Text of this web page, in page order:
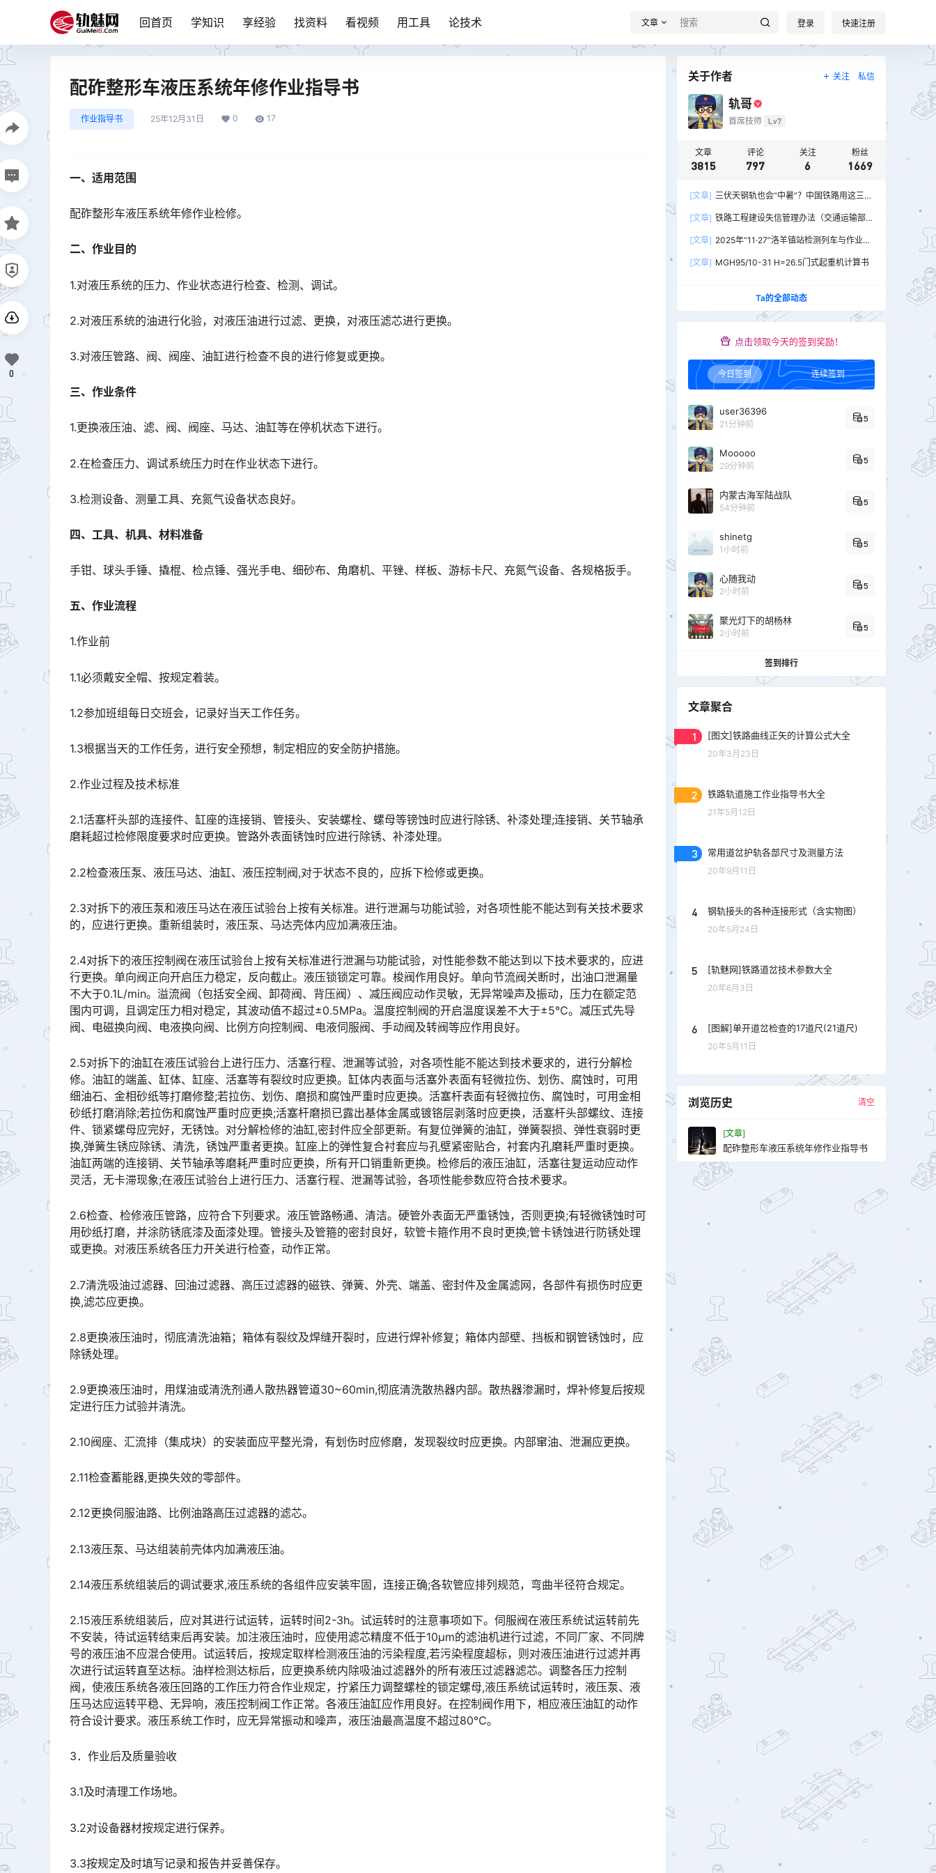
回首页 学知识 享经验 找资料 看视频 用工具 论技术 文章 登录 快速注册
配砟整形车液压系统年修作业指导书
作业指导书 25年12月31日 0 17
一、适用范围
配砟整形车液压系统年修作业检修。
二、作业目的
1.对液压系统的压力、作业状态进行检查、检测、调试。
2.对液压系统的油进行化验，对液压油进行过滤、更换，对液压滤芯进行更换。
3.对液压管路、阀、阀座、油缸进行检查不良的进行修复或更换。
三、作业条件
1.更换液压油、滤、阀、阀座、马达、油缸等在停机状态下进行。
2.在检查压力、调试系统压力时在作业状态下进行。
3.检测设备、测量工具、充氮气设备状态良好。
四、工具、机具、材料准备
手钳、球头手锤、撬棍、检点锤、强光手电、细砂布、角磨机、平锉、样板、游标卡尺、充氮气设备、各规格扳手。
五、作业流程
1.作业前
1.1必须戴安全帽、按规定着装。
1.2参加班组每日交班会，记录好当天工作任务。
1.3根据当天的工作任务，进行安全预想，制定相应的安全防护措施。
2.作业过程及技术标准
2.1活塞杆头部的连接件、缸座的连接销、管接头、安装螺栓、螺母等镑蚀时应进行除锈、补漆处理;连接销、关节轴承
磨耗超过检修限度要求时应更换。管路外表面锈蚀时应进行除锈、补漆处理。󠅅󠅃󠄵󠅂󠄪󠇖󠆨󠆨󠇕󠆞󠆒󠅬󠇘󠆭󠆘󠇙󠆝󠅵󠇗󠆭󠆁󠄐󠇗󠅹󠅸󠇖󠆍󠅳󠇖󠅹󠅰󠇖󠆌󠅹
2.2检查液压泵、液压马达、油缸、液压控制阀,对于状态不良的，应拆下检修或更换。
2.3对拆下的液压泵和液压马达在液压试验台上按有关标准。进行泄漏与功能试验，对各项性能不能达到有关技术要求
的，应进行更换。重新组装时，液压泵、马达壳体内应加满液压油。󠅅󠅃󠄵󠅂󠄪󠇖󠆨󠆨󠇕󠆞󠆒󠅬󠇘󠆭󠆘󠇙󠆝󠅵󠇗󠆭󠆁󠄐󠇗󠅹󠅸󠇖󠆍󠅳󠇖󠅹󠅰󠇖󠆌󠅹
2.4对拆下的液压控制阀在液压试验台上按有关标准进行泄漏与功能试验，对性能参数不能达到以下技术要求的，应进
行更换。单向阀正向开启压力稳定，反向截止。液压锁锁定可靠。梭阀作用良好。单向节流阀关断时，出油口泄漏量
不大于0.1L/min。溢流阀（包括安全阀、卸荷阀、背压阀）、减压阀应动作灵敏，无异常噪声及振动，压力在额定范
围内可调，且调定压力相对稳定，其波动值不超过±0.5MPa。温度控制阀的开启温度误差不大于±5℃。减压式先导
阀、电磁换向阀、电液换向阀、比例方向控制阀、电液伺服阀、手动阀及转阀等应作用良好。󠅅󠅃󠄵󠅂󠄪󠇖󠆨󠆨󠇕󠆞󠆒󠅬󠇘󠆭󠆘󠇙󠆝󠅵󠇗󠆭󠆁󠄐󠇗󠅹󠅸󠇖󠆍󠅳󠇖󠅹󠅰󠇖󠆌󠅹
2.5对拆下的油缸在液压试验台上进行压力、活塞行程、泄漏等试验，对各项性能不能达到技术要求的，进行分解检
修。油缸的端盖、缸体、缸座、活塞等有裂纹时应更换。缸体内表面与活塞外表面有轻微拉伤、划伤、腐蚀时，可用
细油石、金相砂纸等打磨修整;若拉伤、划伤、磨损和腐蚀严重时应更换。活塞杆表面有轻微拉伤、腐蚀时，可用金相
砂纸打磨消除;若拉伤和腐蚀严重时应更换;活塞杆磨损已露出基体金属或镀铬层剥落时应更换，活塞杆头部螺纹、连接
件、锁紧螺母应完好，无锈蚀。对分解检修的油缸,密封件应全部更新。有复位弹簧的油缸，弹簧裂损、弹性衰弱时更
换,弹簧生锈应除锈、清洗，锈蚀严重者更换。缸座上的弹性复合衬套应与孔壁紧密贴合，衬套内孔磨耗严重时更换。
油缸两端的连接销、关节轴承等磨耗严重时应更换，所有开口销重新更换。检修后的液压油缸，活塞往复运动应动作
灵活，无卡滞现象;在液压试验台上进行压力、活塞行程、泄漏等试验，各项性能参数应符合技术要求。󠅅󠅃󠄵󠅂󠄪󠇖󠆨󠆨󠇕󠆞󠆒󠅬󠇘󠆭󠆘󠇙󠆝󠅵󠇗󠆭󠆁󠄐󠇗󠅹󠅸󠇖󠆍󠅳󠇖󠅹󠅰󠇖󠆌󠅹
2.6检查、检修液压管路，应符合下列要求。液压管路畅通、清洁。硬管外表面无严重锈蚀，否则更换;有轻微锈蚀时可
用砂纸打磨，并涂防锈底漆及面漆处理。管接头及管箍的密封良好，软管卡箍作用不良时更换;管卡锈蚀进行防锈处理
或更换。对液压系统各压力开关进行检查，动作正常。󠅅󠅃󠄵󠅂󠄪󠇖󠆨󠆨󠇕󠆞󠆒󠅬󠇘󠆭󠆘󠇙󠆝󠅵󠇗󠆭󠆁󠄐󠇗󠅹󠅸󠇖󠆍󠅳󠇖󠅹󠅰󠇖󠆌󠅹
2.7清洗吸油过滤器、回油过滤器、高压过滤器的磁铁、弹簧、外壳、端盖、密封件及金属滤网，各部件有损伤时应更
换,滤芯应更换。
2.8更换液压油时，彻底清洗油箱；箱体有裂纹及焊缝开裂时，应进行焊补修复；箱体内部壁、挡板和钢管锈蚀时，应
除锈处理。
2.9更换液压油时，用煤油或清洗剂通人散热器管道30~60min,彻底清洗散热器内部。散热器渗漏时，焊补修复后按规
定进行压力试验并清洗。
2.10阀座、汇流排（集成块）的安装面应平整光滑，有划伤时应修磨，发现裂纹时应更换。内部窜油、泄漏应更换。
2.11检查蓄能器,更换失效的零部件。
2.12更换伺服油路、比例油路高压过滤器的滤芯。
2.13液压泵、马达组装前壳体内加满液压油。
2.14液压系统组装后的调试要求,液压系统的各组件应安装牢固，连接正确;各软管应排列规范，弯曲半径符合规定。
2.15液压系统组装后，应对其进行试运转，运转时间2-3h。试运转时的注意事项如下。伺服阀在液压系统试运转前先
不安装，待试运转结束后再安装。加注液压油时，应使用滤芯精度不低于10μm的滤油机进行过滤，不同厂家、不同牌
号的液压油不应混合使用。试运转后，按规定取样检测液压油的污染程度,若污染程度超标，则对液压油进行过滤并再
次进行试运转直至达标。油样检测达标后，应更换系统内除吸油过滤器外的所有液压过滤器滤芯。调整各压力控制
阀，使液压系统各液压回路的工作压力符合作业规定，拧紧压力调整螺栓的锁定螺母,液压系统试运转时，液压泵、液
压马达应运转平稳、无异响，液压控制阀工作正常。各液压油缸应作用良好。在控制阀作用下，相应液压油缸的动作
符合设计要求。液压系统工作时，应无异常振动和噪声，液压油最高温度不超过80℃。󠅅󠅃󠄵󠅂󠄪󠇖󠆨󠆨󠇕󠆞󠆒󠅬󠇘󠆭󠆘󠇙󠆝󠅵󠇗󠆭󠆁󠄐󠇗󠅹󠅸󠇖󠆍󠅳󠇖󠅹󠅰󠇖󠆌󠅹
3．作业后及质量验收
3.1及时清理工作场地。
3.2对设备器材按规定进行保养。
3.3按规定及时填写记录和报告并妥善保存。
0
关于作者 关注 私信
轨哥
首席技师 Lv7
文章
3815
评论
797
关注
6
粉丝
1669
[文章] 三伏天钢轨也会“中暑”？中国铁路用这三招
[文章] 铁路工程建设失信管理办法（交通运输部
[文章] 2025年“11·27”洛羊镇站检测列车与作业人
[文章] MGH95/10-31 H=26.5门式起重机计算书
Ta的全部动态
点击领取今天的签到奖励！
今日签到 连续签到
user36396
21分钟前
5
Mooooo
29分钟前
5
内蒙古海军陆战队
54分钟前
5
shinetg
1小时前
5
心随我动
2小时前
5
聚光灯下的胡杨林
2小时前
5
签到排行
文章聚合
1 [图文]铁路曲线正矢的计算公式大全
20年3月23日
2 铁路轨道施工作业指导书大全
21年5月12日
3 常用道岔护轨各部尺寸及测量方法
20年9月11日
4 钢轨接头的各种连接形式（含实物图）
20年5月24日
5 [轨魅网]铁路道岔技术参数大全
20年6月3日
6 [图解]单开道岔检查的17道尺(21道尺)
20年5月11日
浏览历史 清空
[文章]
配砟整形车液压系统年修作业指导书